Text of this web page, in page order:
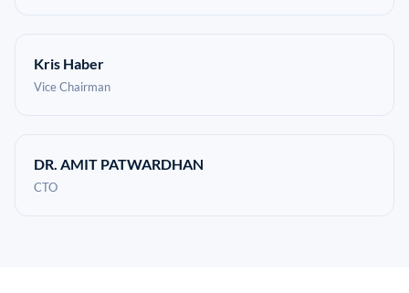
Kris Haber
Vice Chairman
DR. AMIT PATWARDHAN
CTO